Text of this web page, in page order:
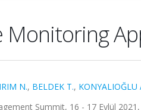
Monitoring
N., BELDEK T., KONYALIOĞLU
Summit, 16 - 17 Eylül